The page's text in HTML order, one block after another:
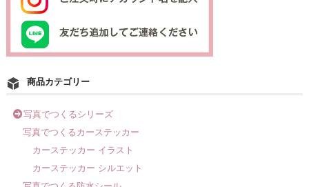
選んでつくるカーステッカー
選んでつくる防水シール
写真でつくるシリーズ
写真でつくるカーステッカー
商品カテゴリー
写真でつくるシリーズ
写真でつくるカーステッカー
カーステッカー イラスト
カーステッカー シルエット